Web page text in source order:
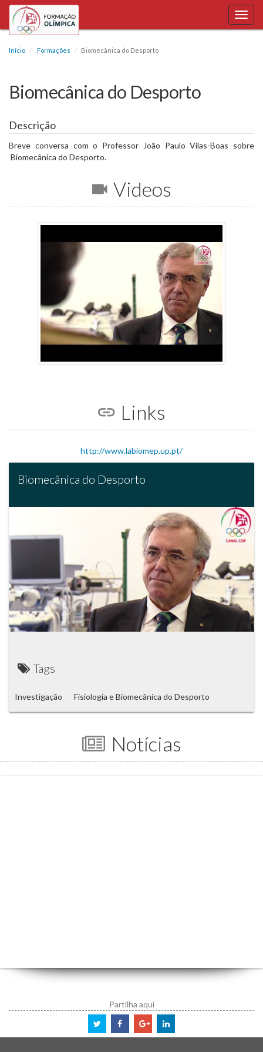
Início Formações Biomecânica do Desporto
Biomecânica do Desporto
Descrição
Breve conversa com o Professor João Paulo Vilas-Boas sobre​
Biomecânica do Desporto.
Videos
Links
http://www.labiomep.up.pt/
Biomecânica do Desporto
Tags
Investigação Fisiologia e Biomecânica do Desporto
Notícias
Partilha aqui